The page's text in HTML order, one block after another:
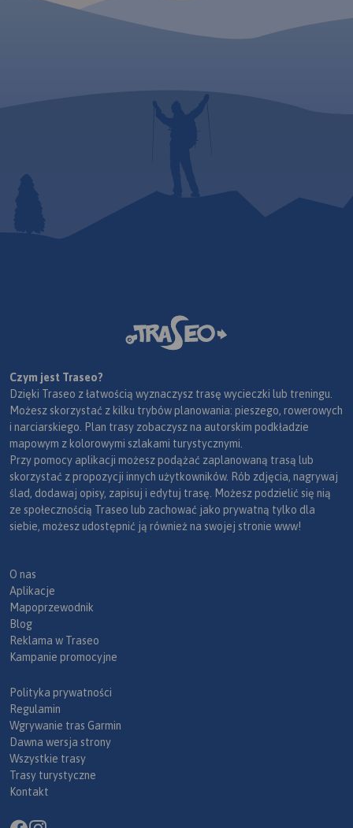
Czym jest Traseo?
Dzięki Traseo z łatwością wyznaczysz trasę wycieczki lub treningu.
Możesz skorzystać z kilku trybów planowania: pieszego, rowerowych
i narciarskiego. Plan trasy zobaczysz na autorskim podkładzie
mapowym z kolorowymi szlakami turystycznymi.
Przy pomocy aplikacji możesz podążać zaplanowaną trasą lub
skorzystać z propozycji innych użytkowników. Rób zdjęcia, nagrywaj
ślad, dodawaj opisy, zapisuj i edytuj trasę. Możesz podzielić się nią
ze społecznością Traseo lub zachować jako prywatną tylko dla
siebie, możesz udostępnić ją również na swojej stronie www!
O nas
Aplikacje
Mapoprzewodnik
Blog
Reklama w Traseo
Kampanie promocyjne
Polityka prywatności
Regulamin
Wgrywanie tras Garmin
Dawna wersja strony
Wszystkie trasy
Trasy turystyczne
Kontakt